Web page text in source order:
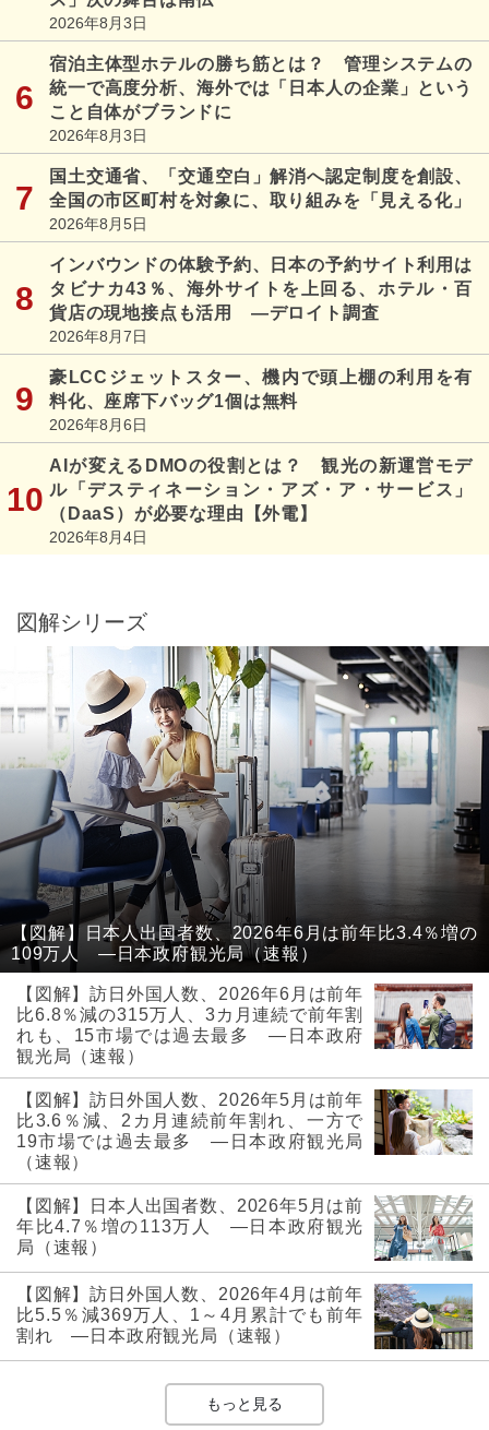
2026年8月3日
宿泊主体型ホテルの勝ち筋とは？ 管理システムの
統一で高度分析、海外では「日本人の企業」という
こと自体がブランドに
2026年8月3日
国土交通省、「交通空白」解消へ認定制度を創設、
全国の市区町村を対象に、取り組みを「見える化」
2026年8月5日
インバウンドの体験予約、日本の予約サイト利用は
タビナカ43％、海外サイトを上回る、ホテル・百
貨店の現地接点も活用 ―デロイト調査
2026年8月7日
豪LCCジェットスター、機内で頭上棚の利用を有
料化、座席下バッグ1個は無料
2026年8月6日
AIが変えるDMOの役割とは？ 観光の新運営モデ
ル「デスティネーション・アズ・ア・サービス」
（DaaS）が必要な理由【外電】
2026年8月4日
図解シリーズ
【図解】日本人出国者数、2026年6月は前年比3.4％増の
109万人 ―日本政府観光局（速報）
【図解】訪日外国人数、2026年6月は前年
比6.8％減の315万人、3カ月連続で前年割
れも、15市場では過去最多 ―日本政府
観光局（速報）
【図解】訪日外国人数、2026年5月は前年
比3.6％減、2カ月連続前年割れ、一方で
19市場では過去最多 ―日本政府観光局
（速報）
【図解】日本人出国者数、2026年5月は前
年比4.7％増の113万人 ―日本政府観光
局（速報）
【図解】訪日外国人数、2026年4月は前年
比5.5％減369万人、1～4月累計でも前年
割れ ―日本政府観光局（速報）
もっと見る